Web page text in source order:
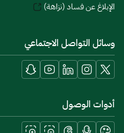
الإبلاغ عن فساد (نزاهة)
وسائل التواصل الاجتماعي
أدوات الوصول